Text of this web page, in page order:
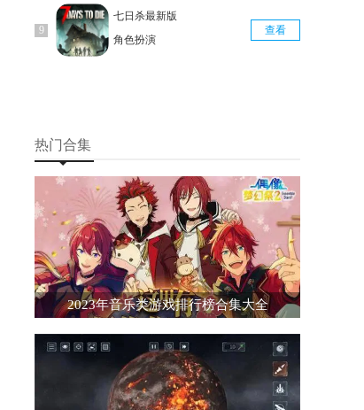
七日杀最新版
角色扮演
查看
热门合集
2023年音乐类游戏排行榜合集大全